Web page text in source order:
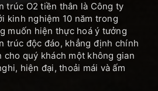
trúc O2 tiền thân là Công ty
kinh nghiệm 10 năm trong
muốn hiện thực hoá ý tưởng
trúc độc đáo, khẳng định chính
cho quý khách một không gian
hiện đại, thoải mái và ấm